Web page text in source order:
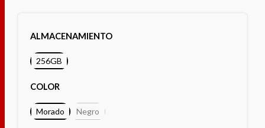
ALMACENAMIENTO
256GB
COLOR
Morado Negro